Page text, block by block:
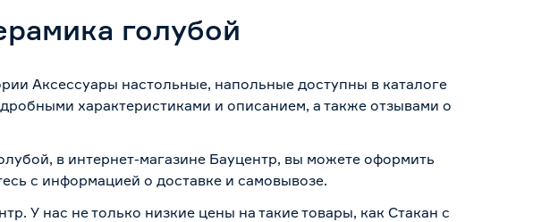
голубой
Аксессуары настольные, напольные доступны в каталоге
характеристиками и описанием, а также отзывами о
в интернет-магазине Бауцентр, вы можете оформить
с информацией о доставке и самовывозе.
У нас не только низкие цены на такие товары, как Стакан с